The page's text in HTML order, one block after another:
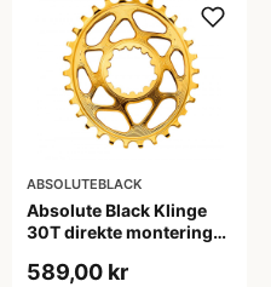
ABSOLUTEBLACK
Absolute Black Klinge
30T direkte montering
589,00 kr